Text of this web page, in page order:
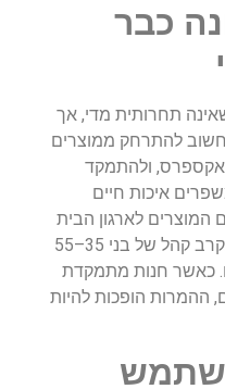
כבר
תחרותית מדי, אך
חשוב להתרחק ממוצרים
ולהתמקד
איכות חיים
המוצרים לארגון הבית
חווה עלייה חדה ב-2025, בעיקר בקרב קהל של בני 35–55
כאשר חנות מתמקדת
ההמרות הופכות להיות